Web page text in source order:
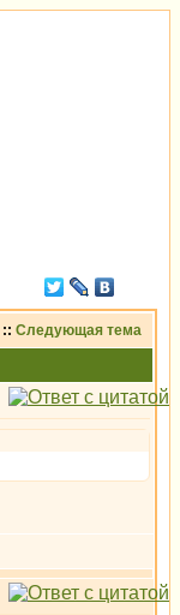
:: Следующая тема